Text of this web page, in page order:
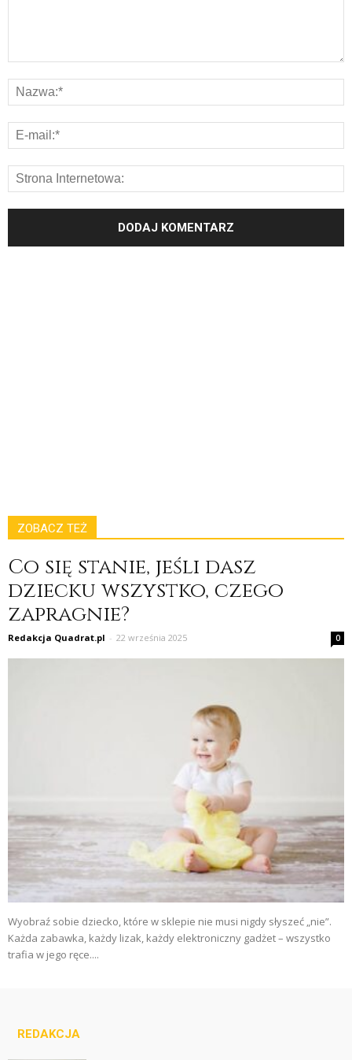
ZOBACZ TEŻ
Co się stanie, jeśli dasz
dziecku wszystko, czego
zapragnie?
Redakcja Quadrat.pl - 22 września 2025 0
Wyobraź sobie dziecko, które w sklepie nie musi nigdy słyszeć „nie”.
Każda zabawka, każdy lizak, każdy elektroniczny gadżet – wszystko
trafia w jego ręce....
REDAKCJA